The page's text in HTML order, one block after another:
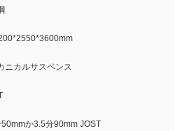
ニカルサスペンス
か3.5分90mm JOST